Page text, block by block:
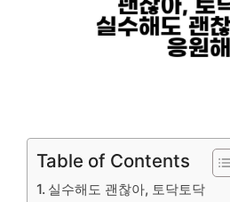
Table of Contents
실수해도 괜찮아, 토닥토닥